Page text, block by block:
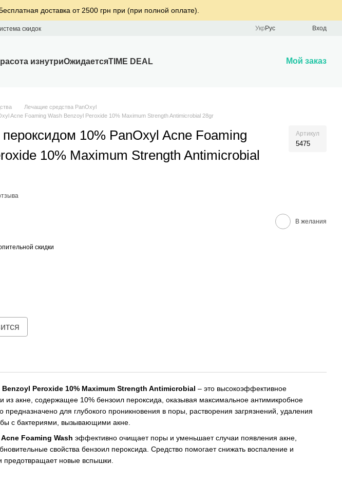
доставка от 2500 грн при (при полной оплате).
скидок Укр Рус Вход
изнутриОжидаетсяTIME DEAL Мой заказ
Лечащие средства PanOxyl
Acne Foaming Wash Benzoyl Peroxide 10% Maximum Strength Antimicrobial 28gr
10% PanOxyl Acne Foaming
10% Maximum Strength Antimicrobial
Артикул
5475
В желания
скидки
Peroxide 10% Maximum Strength Antimicrobial – это высокоэффективное
акне, содержащее 10% бензоил пероксида, оказывая максимальное антимикробное
предназначено для глубокого проникновения в поры, растворения загрязнений, удаления
с бактериями, вызывающими акне.
Foaming Wash эффективно очищает поры и уменьшает случаи появления акне,
свойства бензоил пероксида. Средство помогает снижать воспаление и
предотвращает новые вспышки.